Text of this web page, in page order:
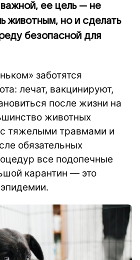
ее цель — не
животным, но и сделать
безопасной для
заботятся
лечат, вакцинируют,
после жизни на
животных
тяжелыми травмами и
обязательных
все подопечные
карантин — это